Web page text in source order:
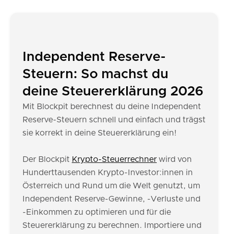
Independent Reserve-
Steuern: So machst du
deine Steuererklärung 2026
Mit Blockpit berechnest du deine Independent
Reserve-Steuern schnell und einfach und trägst
sie korrekt in deine Steuererklärung ein!
Der Blockpit Krypto-Steuerrechner wird von
Hunderttausenden Krypto-Investor:innen in
Österreich und Rund um die Welt genutzt, um
Independent Reserve-Gewinne, -Verluste und
-Einkommen zu optimieren und für die
Steuererklärung zu berechnen. Importiere und